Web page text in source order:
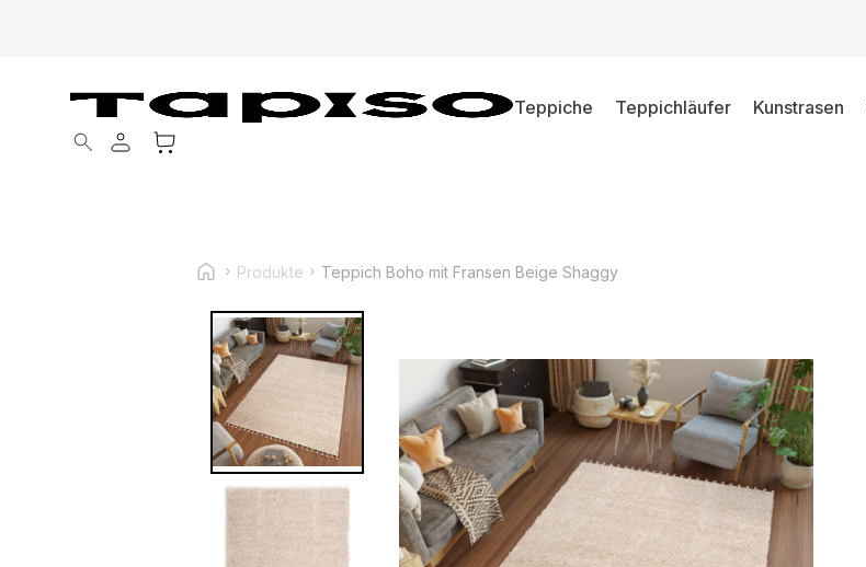
Teppiche Teppichläufer Kunstrasen
Products search
Produkte Teppich Boho mit Fransen Beige Shaggy